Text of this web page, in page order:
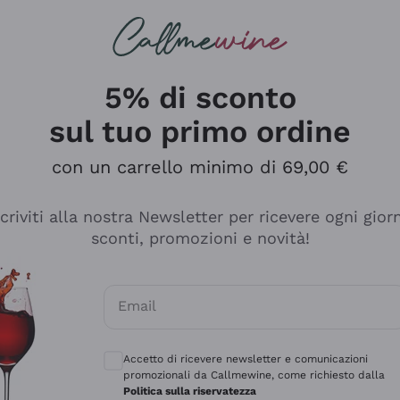
diversi e con un ampio range di prezzo. Le
5% di sconto
sul tuo primo ordine
con un carrello minimo di 69,00 €
alla nostra Newsletter per ricevere ogni
sconti, promozioni e novità!
Email
Accetto di ricevere newsletter e comunicazioni
promozionali da Callmewine, come richiesto dalla
Politica sulla riservatezza